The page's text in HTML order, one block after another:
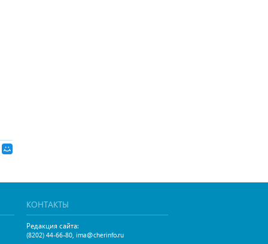
КОНТАКТЫ
Редакция сайта:
(8202) 44-66-80, ima@cherinfo.ru